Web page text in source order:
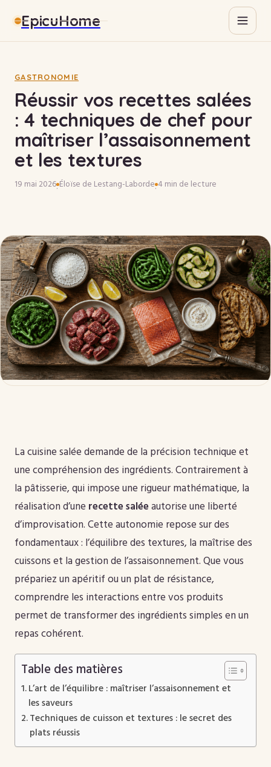
EpicuHome
Gastronomie
Maison
Bricolage
Immobilier
GASTRONOMIE
Réussir vos recettes salées
: 4 techniques de chef pour
maîtriser l’assaisonnement
et les textures
19 mai 2026·Éloïse de Lestang-Laborde·4 min de lecture
La cuisine salée demande de la précision technique et
une compréhension des ingrédients. Contrairement à
la pâtisserie, qui impose une rigueur mathématique, la
réalisation d’une recette saléeautorise une liberté
d’improvisation. Cette autonomie repose sur des
fondamentaux : l’équilibre des textures, la maîtrise des
cuissons et la gestion de l’assaisonnement. Que vous
prépariez un apéritif ou un plat de résistance,
comprendre les interactions entre vos produits
permet de transformer des ingrédients simples en un
repas cohérent.
Table des matières
L’art de l’équilibre : maîtriser l’assaisonnement et
les saveurs
Techniques de cuisson et textures : le secret des
plats réussis